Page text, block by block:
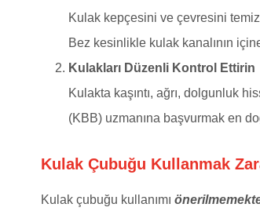
Kulak kepçesini ve çevresini
Bez kesinlikle kulak kanalının
Kulakları Düzenli Kontrol Ettirin
Kulakta kaşıntı, ağrı, dolgunluk
(KBB) uzmanına başvurmak en
Kulak Çubuğu Kullanmak
Kulak çubuğu kullanımı